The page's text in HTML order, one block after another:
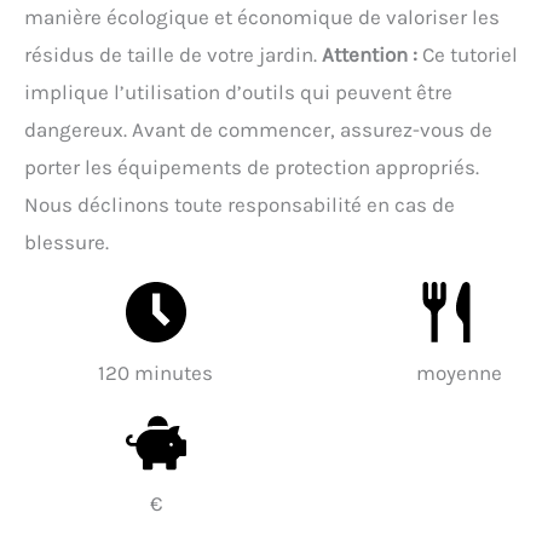
manière écologique et économique de valoriser les
résidus de taille de votre jardin. Attention : Ce tutoriel
implique l’utilisation d’outils qui peuvent être
dangereux. Avant de commencer, assurez-vous de
porter les équipements de protection appropriés.
Nous déclinons toute responsabilité en cas de
blessure.
120 minutes moyenne
€